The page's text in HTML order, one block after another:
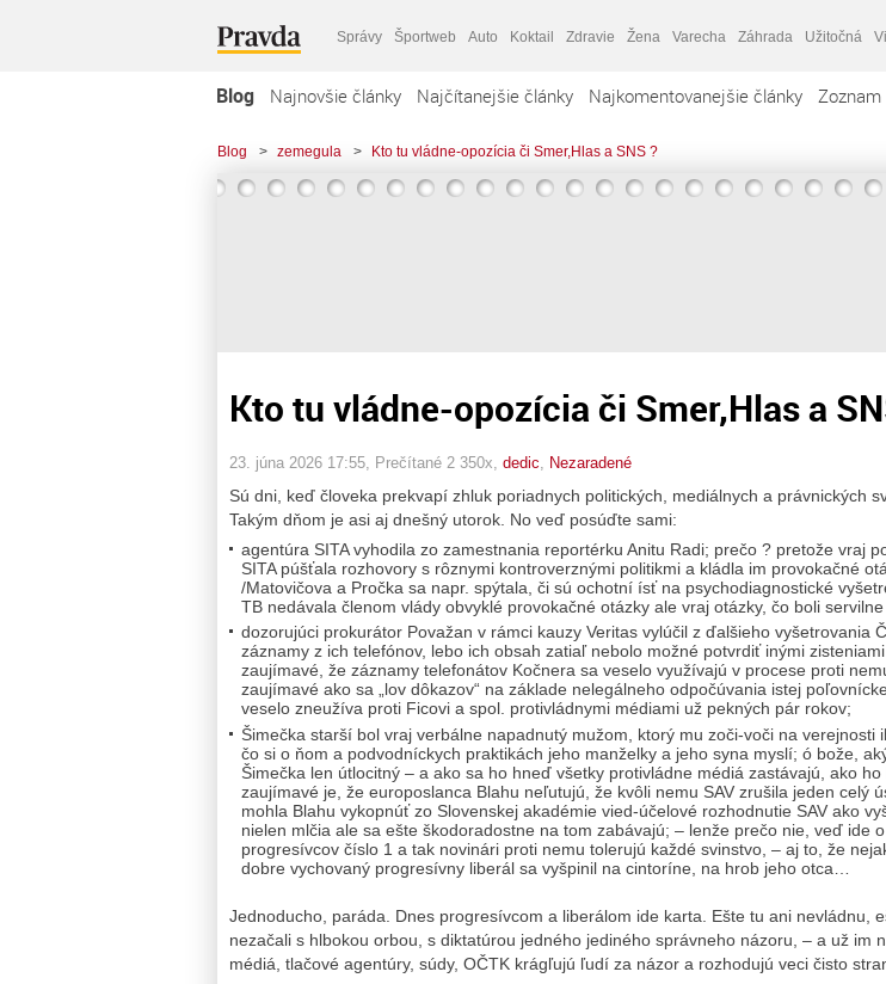
Správy Športweb Auto Koktail Zdravie Žena Varecha Záhrada Užitočná
Blog Najnovšie články Najčítanejšie články Najkomentovanejšie články Zoznam
Blog > zemegula > Kto tu vládne-opozícia či Smer,Hlas a SNS ?
Kto tu vládne-opozícia či Smer,Hlas a
23. júna 2026 17:55 , Prečítané 2 350x, dedic Nezaradené
Sú dni, keď človeka prekvapí zhluk poriadnych politických, mediálnych a právnických
Takým dňom je asi aj dnešný utorok. No veď posúďte sami:
agentúra SITA vyhodila zo zamestnania reportérku Anitu Radi; prečo ? pretože vraj
SITA púšťala rozhovory s rôznymi kontroverznými politikmi a kládla im provokačné
/Matovičova a Pročka sa napr. spýtala, či sú ochotní ísť na psychodiagnostické
TB nedávala členom vlády obvyklé provokačné otázky ale vraj otázky, čo boli
dozorujúci prokurátor Považan v rámci kauzy Veritas vylúčil z ďalšieho vyšetrovania
záznamy z ich telefónov, lebo ich obsah zatiaľ nebolo možné potvrdiť inými
zaujímavé, že záznamy telefonátov Kočnera sa veselo využívajú v procese proti
zaujímavé ako sa „lov dôkazov“ na základe nelegálneho odpočúvania istej
veselo zneužíva proti Ficovi a spol. protivládnymi médiami už pekných pár rokov;
Šimečka starší bol vraj verbálne napadnutý mužom, ktorý mu zoči-voči na verejnosti
čo si o ňom a podvodníckych praktikách jeho manželky a jeho syna myslí; ó bože,
Šimečka len útlocitný – a ako sa ho hneď všetky protivládne médiá zastávajú, ako ho
zaujímavé je, že europoslanca Blahu neľutujú, že kvôli nemu SAV zrušila jeden celý
mohla Blahu vykopnúť zo Slovenskej akadémie vied-účelové rozhodnutie SAV ako
nielen mlčia ale sa ešte škodoradostne na tom zabávajú; – lenže prečo nie, veď ide
progresívcov číslo 1 a tak novinári proti nemu tolerujú každé svinstvo, – aj to, že
dobre vychovaný progresívny liberál sa vyšpinil na cintoríne, na hrob jeho otca…
Jednoducho, paráda. Dnes progresívcom a liberálom ide karta. Ešte tu ani nevládnu,
nezačali s hlbokou orbou, s diktatúrou jedného jediného správneho názoru, – a už im
médiá, tlačové agentúry, súdy, OČTK krágľujú ľudí za názor a rozhodujú veci čisto